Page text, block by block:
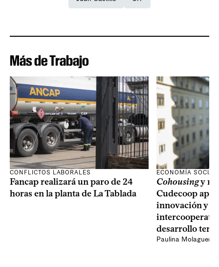
Más de Trabajo
CONFLICTOS LABORALES
Fancap realizará un paro de 24
horas en la planta de La Tablada
ECONOMÍA SOCIAL
Cohousingy
Cudecoop
innovación y el
desarrollo
Paulina Molaguero